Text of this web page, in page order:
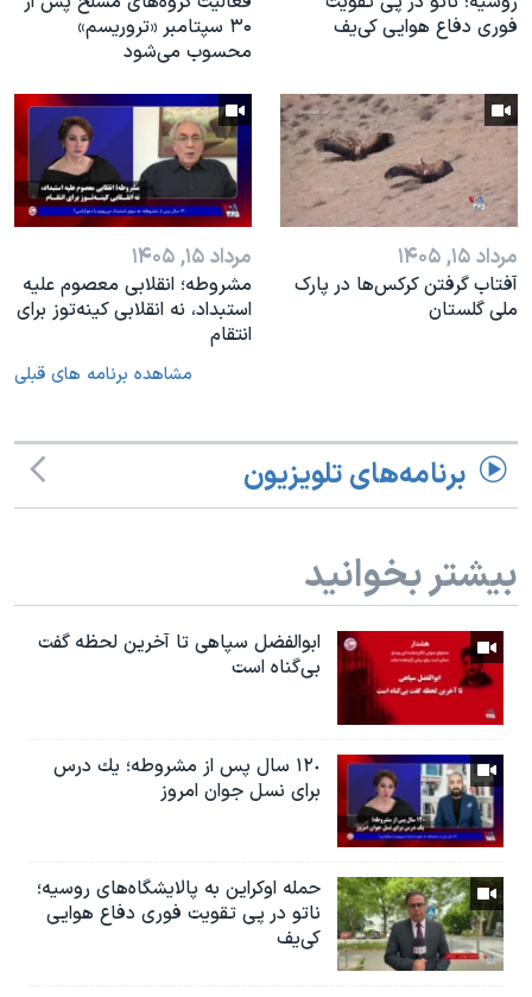
فوری دفاع هوایی کی‌یف
۳۰ سپتامبر «تروریسم»
محسوب می‌شود
مرداد ۱۵, ۱۴۰۵
آفتاب گرفتن کرکس‌ها در پارک
ملی گلستان
مرداد ۱۵, ۱۴۰۵
مشروطه؛ انقلابى معصوم عليه
استبداد، نه انقلابى كينه‌توز براى
انتقام
مشاهده برنامه های قبلی
برنامه‌های تلویزیون
بیشتر بخوانید
ابوالفضل سپاهی تا آخرین لحظه گفت
بی‌گناه است
١٢٠ سال پس از مشروطه؛ یك درس
براى نسل جوان امروز
حمله اوکراین به پالایشگاه‌های روسیه؛
ناتو در پی تقویت فوری دفاع هوایی
کی‌یف